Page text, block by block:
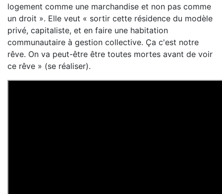
logement comme une marchandise et non pas comme
un droit ». Elle veut « sortir cette résidence du modèle
privé, capitaliste, et en faire une habitation
communautaire à gestion collective. Ça c'est notre
rêve. On va peut-être être toutes mortes avant de voir
ce rêve » (se réaliser).